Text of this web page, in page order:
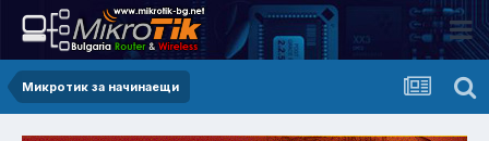
Микротик за начинаещи